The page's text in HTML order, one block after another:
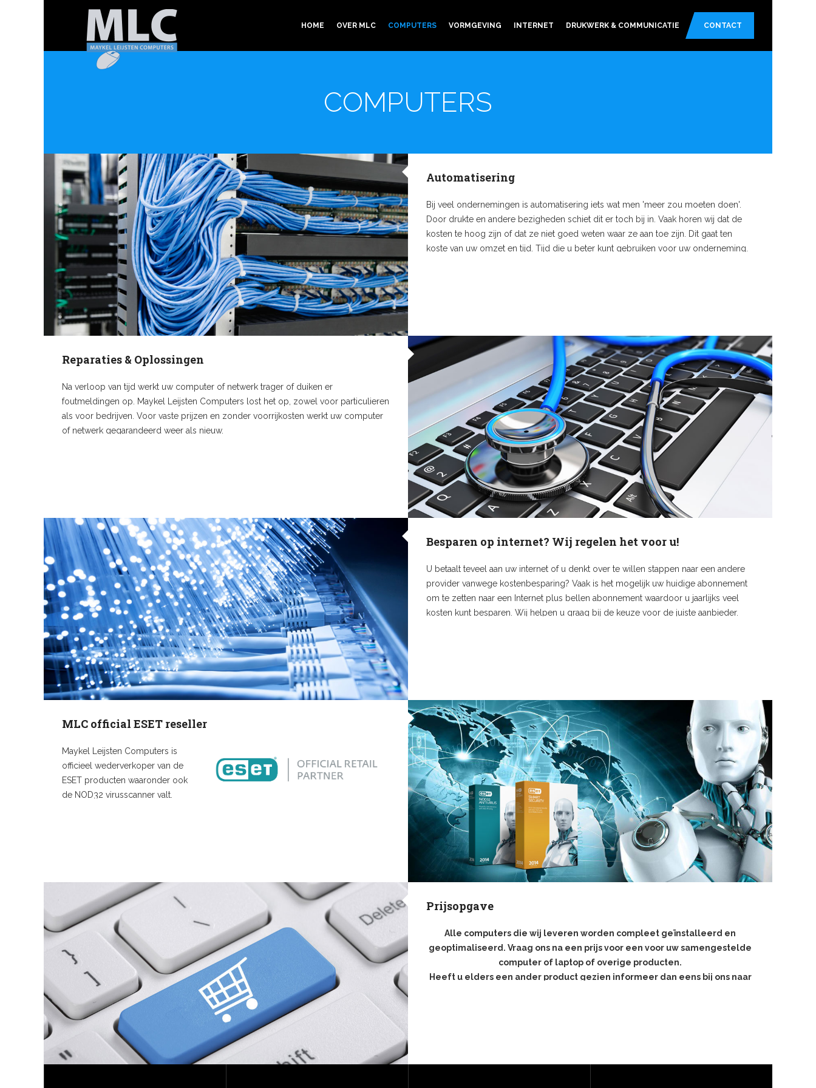
HOME OVER MLC COMPUTERS VORMGEVING INTERNET DRUKWERK & COMMUNICATIE CONTACT
COMPUTERS
Automatisering
Bij veel ondernemingen is automatisering iets wat men 'meer zou moeten doen'.
Door drukte en andere bezigheden schiet dit er toch bij in. Vaak horen wij dat de
kosten te hoog zijn of dat ze niet goed weten waar ze aan toe zijn. Dit gaat ten
koste van uw omzet en tijd. Tijd die u beter kunt gebruiken voor uw onderneming.
Reparaties & Oplossingen
Na verloop van tijd werkt uw computer of netwerk trager of duiken er
foutmeldingen op. Maykel Leijsten Computers lost het op, zowel voor particulieren
als voor bedrijven. Voor vaste prijzen en zonder voorrijkosten werkt uw computer
of netwerk gegarandeerd weer als nieuw.
Besparen op internet? Wij regelen het voor u!
U betaalt teveel aan uw internet of u denkt over te willen stappen naar een andere
provider vanwege kostenbesparing? Vaak is het mogelijk uw huidige abonnement
om te zetten naar een Internet plus bellen abonnement waardoor u jaarlijks veel
kosten kunt besparen. Wij helpen u graag bij de keuze voor de juiste aanbieder.
MLC official ESET reseller
Maykel Leijsten Computers is
officieel wederverkoper van de
ESET producten waaronder ook
de NOD32 virusscanner valt.
Prijsopgave
Alle computers die wij leveren worden compleet geïnstalleerd en
geoptimaliseerd. Vraag ons na een prijs voor een voor uw samengestelde
computer of laptop of overige producten.
Heeft u elders een ander product gezien informeer dan eens bij ons naar